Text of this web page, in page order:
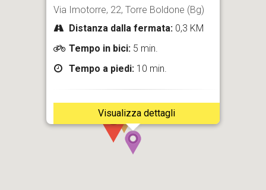
Via Imotorre, 22, Torre Boldone (Bg)
Distanza dalla fermata: 0,3 KM
Tempo in bici: 5 min.
Tempo a piedi: 10 min.
Visualizza dettagli